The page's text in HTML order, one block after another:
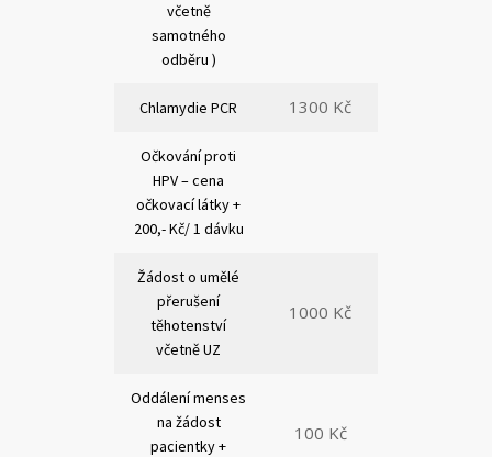
včetně
samotného
odběru )
Chlamydie PCR 1300 Kč
Očkování proti
HPV – cena
očkovací látky +
200,- Kč/ 1 dávku
Žádost o umělé
přerušení
těhotenství
včetně UZ
1000 Kč
Oddálení menses
na žádost
pacientky +
100 Kč